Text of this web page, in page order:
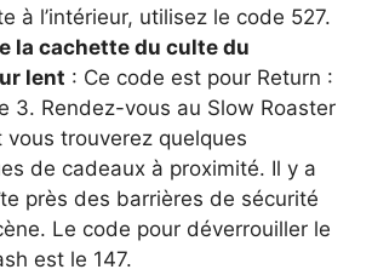
à l’intérieur, utilisez le code 527.
la cachette du culte du
lent : Ce code est pour Return :
3. Rendez-vous au Slow Roaster
vous trouverez quelques
de cadeaux à proximité. Il y a
près des barrières de sécurité
Le code pour déverrouiller le
est le 147.